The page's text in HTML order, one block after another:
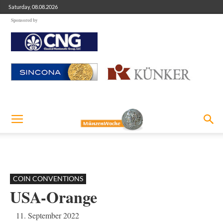
Saturday, 08.08.2026
Sponsored by
COIN CONVENTIONS
USA-Orange
11. September 2022